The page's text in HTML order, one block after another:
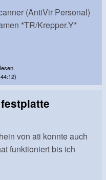
(AntiVir Personal)
*TR/Krepper.Y*
von ati konnte auch
funktioniert bis ich